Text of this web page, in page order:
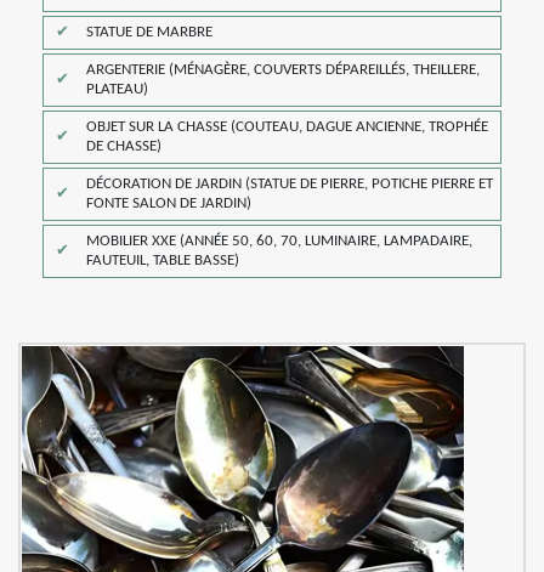
STATUE DE MARBRE
ARGENTERIE (MÉNAGÈRE, COUVERTS DÉPAREILLÉS, THEILLERE,
PLATEAU)
OBJET SUR LA CHASSE (COUTEAU, DAGUE ANCIENNE, TROPHÉE
DE CHASSE)
DÉCORATION DE JARDIN (STATUE DE PIERRE, POTICHE PIERRE ET
FONTE SALON DE JARDIN)
MOBILIER XXE (ANNÉE 50, 60, 70, LUMINAIRE, LAMPADAIRE,
FAUTEUIL, TABLE BASSE)